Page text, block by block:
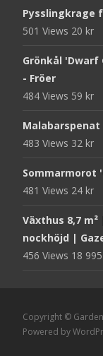
Pysslingkrage
501 Views 20 kr
Grönkål 'Dwarf
- Fröer
484 Views 59 kr
Malabarspenat
483 Views 32 kr
Sommarmorot
481 Views 24 kr
Växthus 8,7
nockhöjd |
456 Views 18 995
Copyright ©
Powered by